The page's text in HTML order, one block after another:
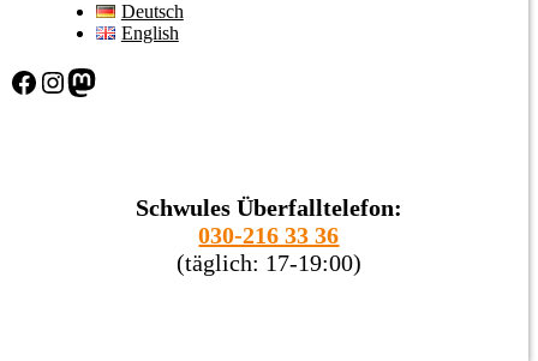
Deutsch
English
Facebook Instagram Mastodon
Schwules Überfalltelefon:
030-216 33 36
(täglich: 17-19:00)